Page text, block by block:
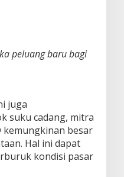
peluang baru bagi
juga
suku cadang, mitra
kemungkinan besar
Hal ini dapat
kondisi pasar